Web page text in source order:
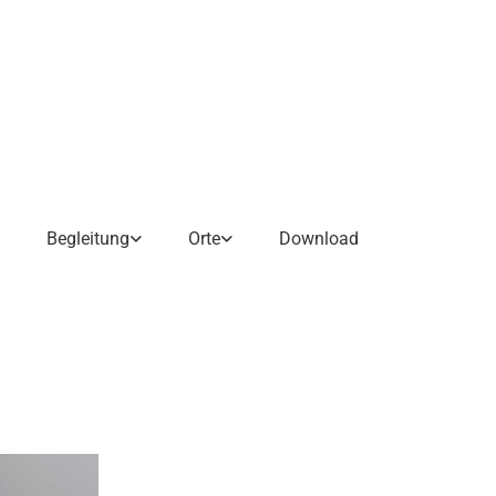
Begleitung Orte Download